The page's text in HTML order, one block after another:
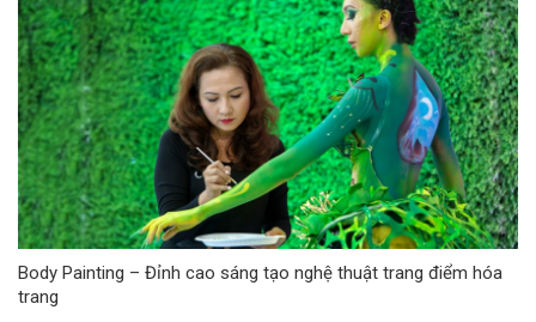
Body Painting – Đỉnh cao sáng tạo nghệ thuật trang điểm hóa
trang